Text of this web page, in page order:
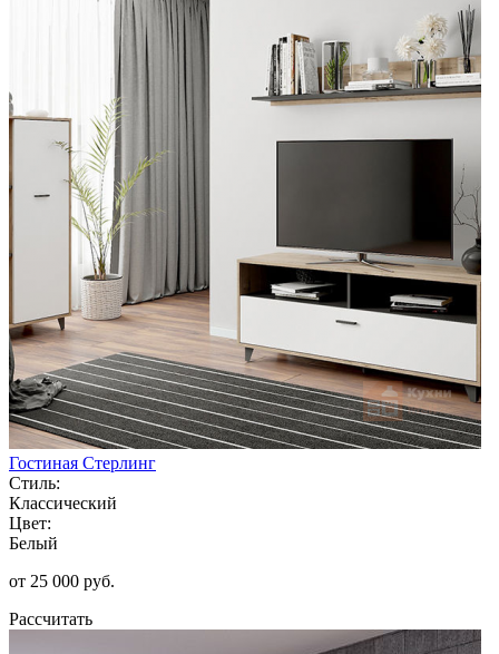
Гостиная Стерлинг
Стиль:
Классический
Цвет:
Белый
от 25 000 руб.
Рассчитать